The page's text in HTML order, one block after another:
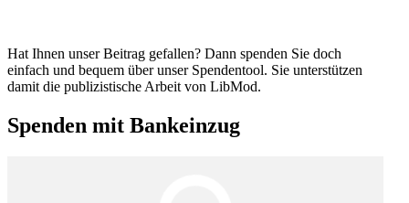
Hat Ihnen unser Beitrag gefallen? Dann spenden Sie doch
einfach und bequem über unser Spendentool. Sie unter­stützen
damit die publi­zis­tische Arbeit von LibMod.
Spenden mit Bankeinzug